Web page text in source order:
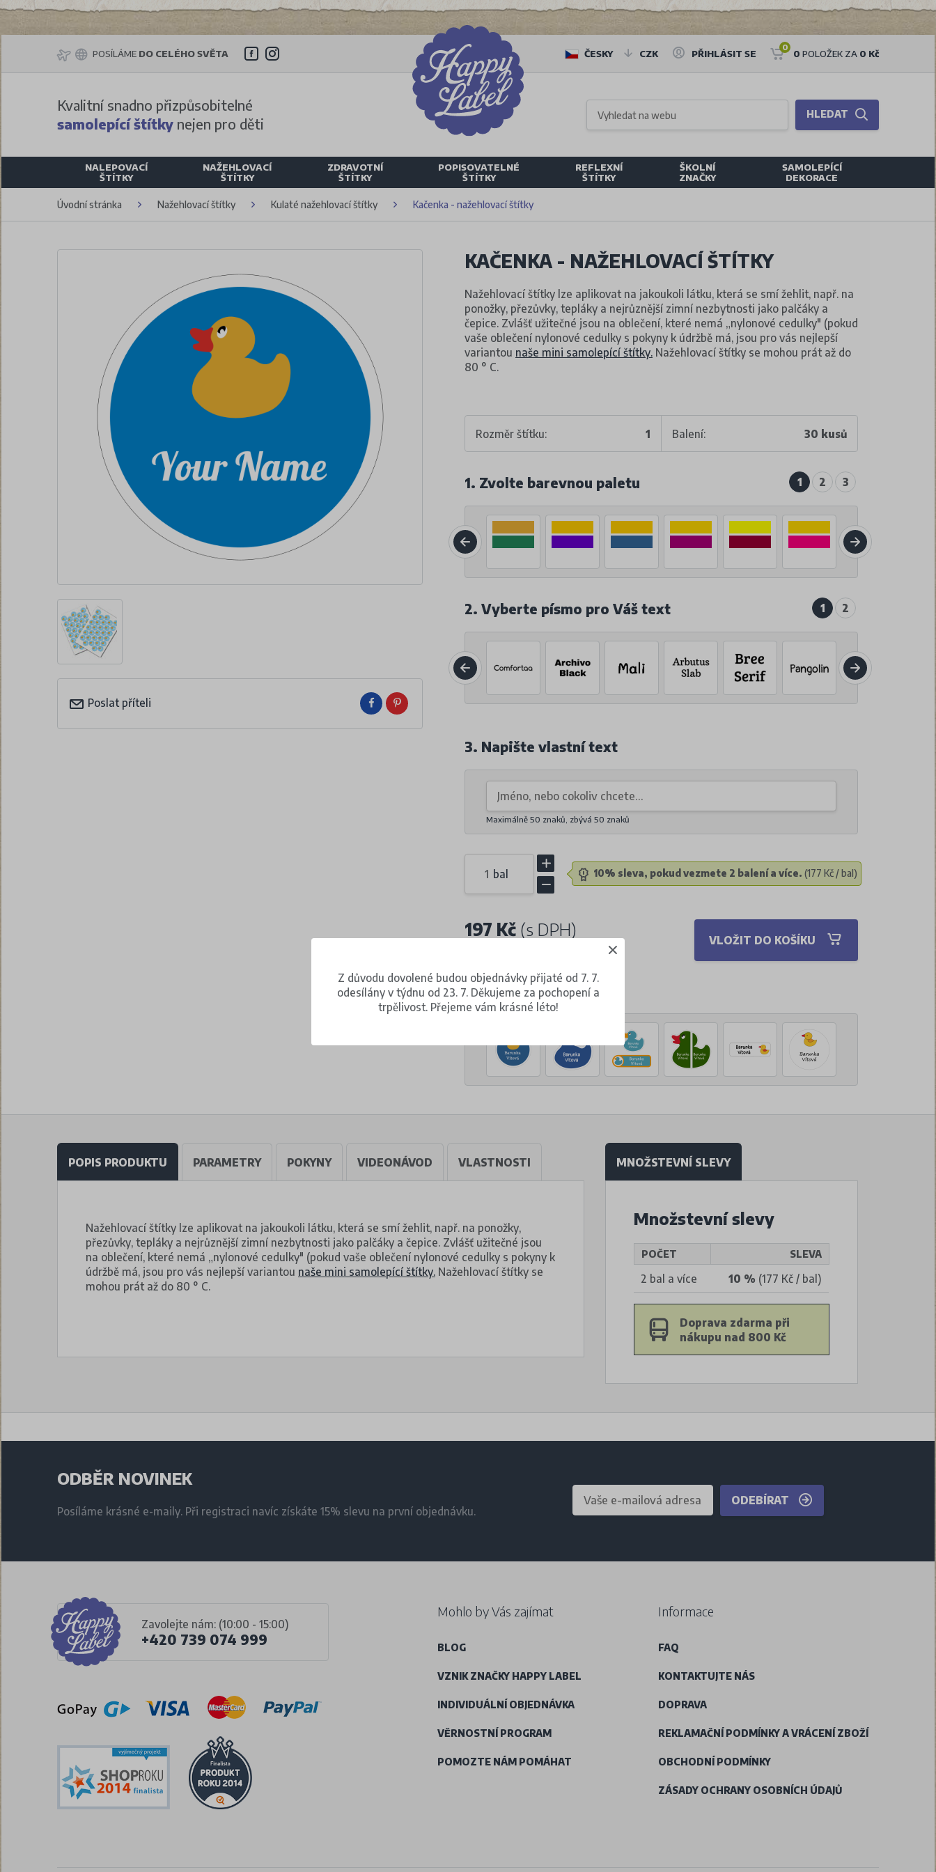
POSÍLÁME DO CELÉHO SVĚTA ČESKY CZK PŘIHLÁSIT SE
0
0 POLOŽEK ZA 0 Kč
Kvalitní snadno přizpůsobitelné
samolepící štítky nejen pro děti
HLEDAT
NALEPOVACÍ
ŠTÍTKY
NAŽEHLOVACÍ
ŠTÍTKY
ZDRAVOTNÍ
ŠTÍTKY
POPISOVATELNÉ
ŠTÍTKY
REFLEXNÍ
ŠTÍTKY
ŠKOLNÍ
ZNAČKY
SAMOLEPÍCÍ
DEKORACE
Úvodní stránka Nažehlovací štítky Kulaté nažehlovací štítky Kačenka - nažehlovací štítky
Poslat příteli
KAČENKA - NAŽEHLOVACÍ ŠTÍTKY
Nažehlovací štítky lze aplikovat na jakoukoli látku, která se smí žehlit, např. na
ponožky, přezůvky, tepláky a nejrůznější zimní nezbytnosti jako palčáky a
čepice. Zvlášť užitečné jsou na oblečení, které nemá „nylonové cedulky" (pokud
vaše oblečení nylonové cedulky s pokyny k údržbě má, jsou pro vás nejlepší
variantou naše mini samolepící štítky. Nažehlovací štítky se mohou prát až do
80 ° C.
Rozměr štítku: 1 Balení: 30 kusů
1. Zvolte barevnou paletu 1 2 3
2. Vyberte písmo pro Váš text 1 2
3. Napište vlastní text
Maximálně 50 znaků, zbývá 50 znaků
bal 10% sleva, pokud vezmete 2 balení a více. (177 Kč / bal)
197 Kč (s DPH)
VLOŽIT DO KOŠÍKU
Volba jiného motivu
POPIS PRODUKTU PARAMETRY POKYNY VIDEONÁVOD VLASTNOSTI
Nažehlovací štítky lze aplikovat na jakoukoli látku, která se smí žehlit, např. na ponožky,
přezůvky, tepláky a nejrůznější zimní nezbytnosti jako palčáky a čepice. Zvlášť užitečné jsou
na oblečení, které nemá „nylonové cedulky" (pokud vaše oblečení nylonové cedulky s pokyny k
údržbě má, jsou pro vás nejlepší variantou naše mini samolepící štítky. Nažehlovací štítky se
mohou prát až do 80 ° C.
MNOŽSTEVNÍ SLEVY
Množstevní slevy
POČET SLEVA
2 bal a více 10 % (177 Kč / bal)
Doprava zdarma při
nákupu nad 800 Kč
ODBĚR NOVINEK
Posíláme krásné e-maily. Při registraci navíc získáte 15% slevu na první objednávku.
ODEBÍRAT
Zavolejte nám: (10:00 - 15:00)
+420 739 074 999
Mohlo by Vás zajímat
BLOG
VZNIK ZNAČKY HAPPY LABEL
INDIVIDUÁLNÍ OBJEDNÁVKA
VĚRNOSTNÍ PROGRAM
POMOZTE NÁM POMÁHAT
Informace
FAQ
KONTAKTUJTE NÁS
DOPRAVA
REKLAMAČNÍ PODMÍNKY A VRÁCENÍ ZBOŽÍ
OBCHODNÍ PODMÍNKY
ZÁSADY OCHRANY OSOBNÍCH ÚDAJŮ
Z důvodu dovolené budou objednávky přijaté od 7. 7.
odesílány v týdnu od 23. 7. Děkujeme za pochopení a
trpělivost. Přejeme vám krásné léto!